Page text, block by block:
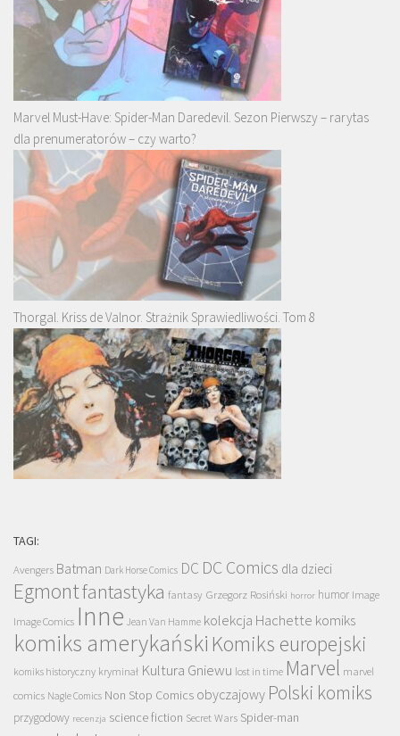
Marvel Must-Have: Spider-Man Daredevil. Sezon Pierwszy – rarytas
dla prenumeratorów – czy warto?
Thorgal. Kriss de Valnor. Strażnik Sprawiedliwości. Tom 8
TAGI:
Avengers Batman Dark Horse Comics DC DC Comics dla dzieci
Egmontfantastyka fantasy Grzegorz Rosiński horror humor Image
Image Comics Inne Jean Van Hamme kolekcja Hachette komiks
komiks amerykański Komiks europejski
komiks historyczny kryminał Kultura Gniewu lost in time Marvel marvel
comics Nagle Comics Non Stop Comics obyczajowy Polski komiks
przygodowy recenzja science fiction Secret Wars Spider-man